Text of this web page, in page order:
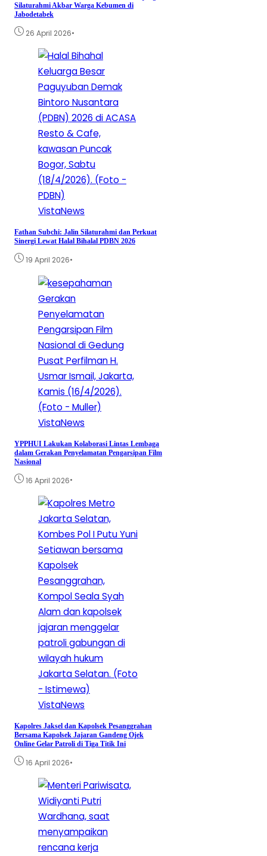
Silaturahmi Akbar Warga Kebumen di
Jabodetabek
26 April 2026•
VistaNews
Fathan Subchi: Jalin Silaturahmi dan Perkuat
Sinergi Lewat Halal Bihalal PDBN 2026
19 April 2026•
VistaNews
YPPHUI Lakukan Kolaborasi Lintas Lembaga
dalam Gerakan Penyelamatan Pengarsipan Film
Nasional
16 April 2026•
VistaNews
Kapolres Jaksel dan Kapolsek Pesanggrahan
Bersama Kapolsek Jajaran Gandeng Ojek
Online Gelar Patroli di Tiga Titik Ini
16 April 2026•